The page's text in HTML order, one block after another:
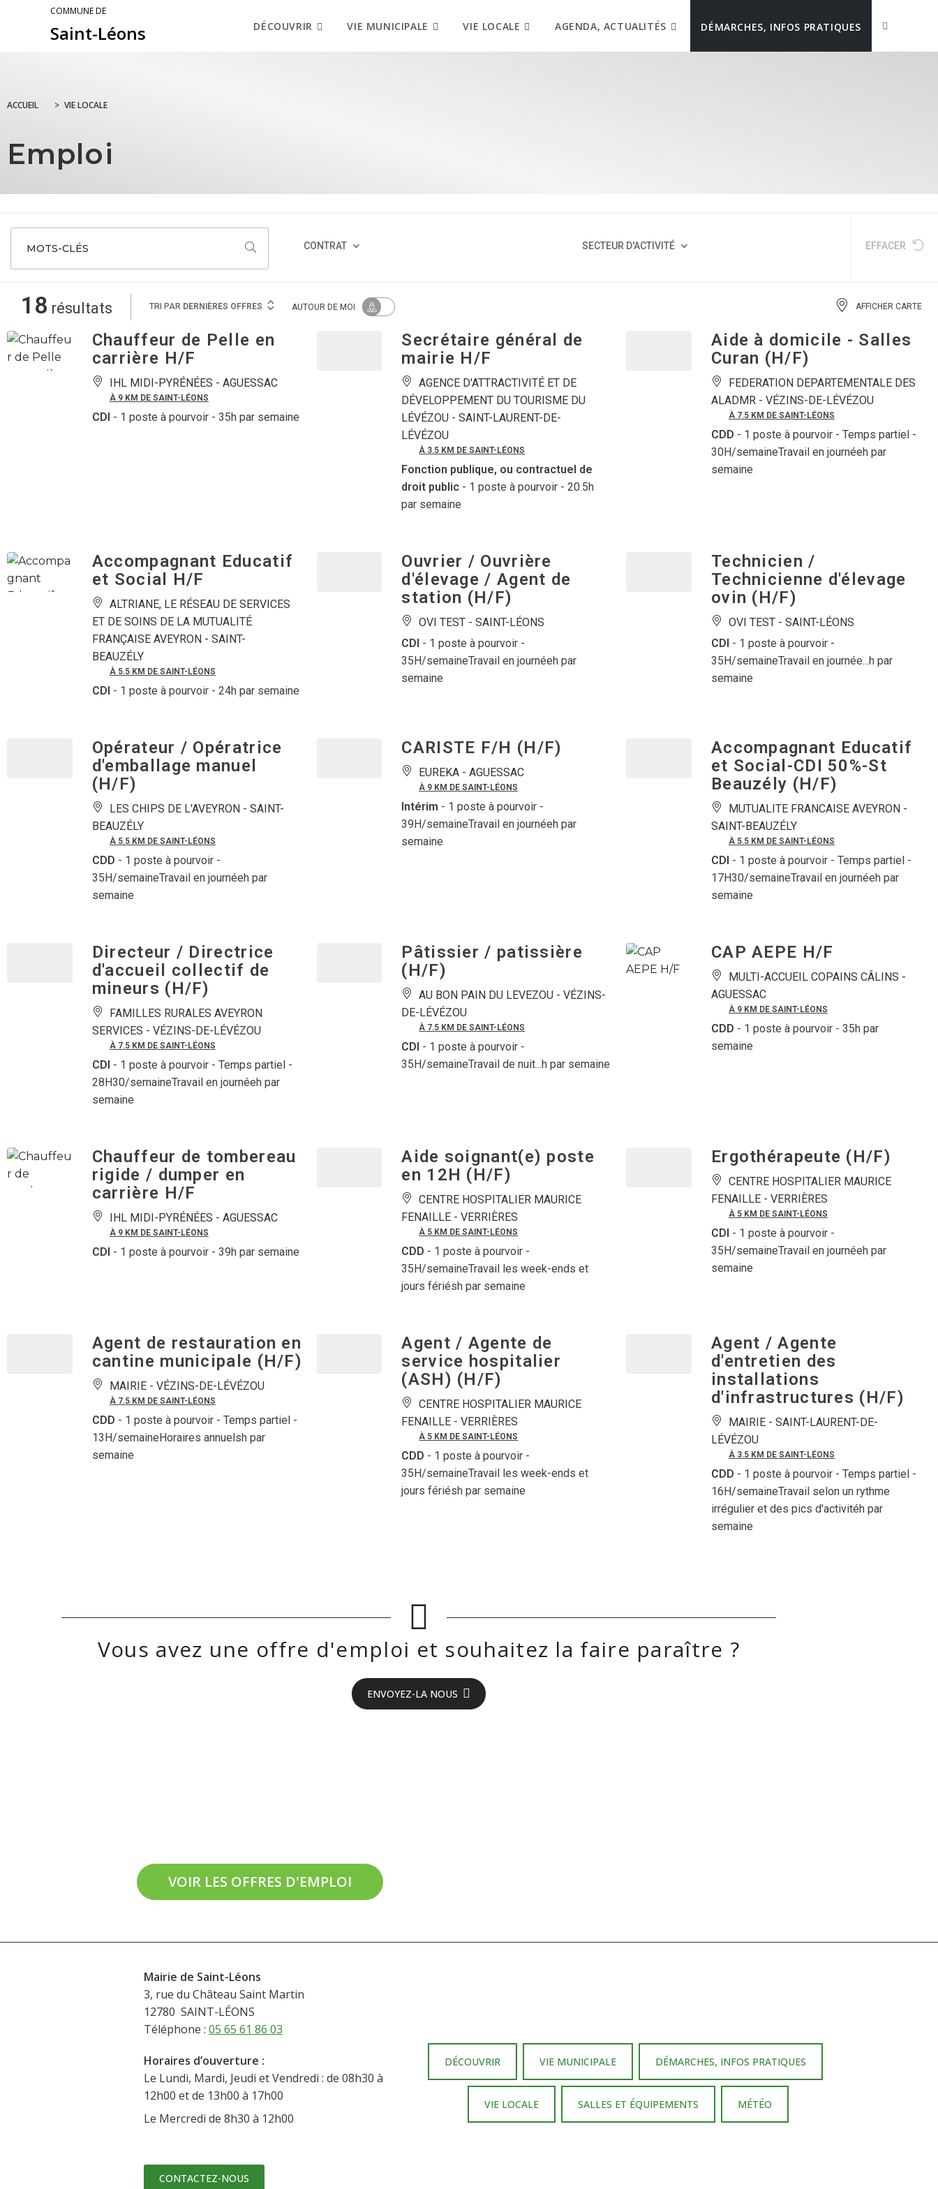
COMMUNE DE
Saint-Léons DÉCOUVRIR VIE MUNICIPALE VIE LOCALE AGENDA, ACTUALITÉS DÉMARCHES, INFOS PRATIQUES
ACCUEIL > VIE LOCALE
Emploi
MOTS-CLÉS CONTRAT SECTEUR D'ACTIVITÉ EFFACER
18 résultats TRI PAR DERNIÈRES OFFRES AUTOUR DE MOI AFFICHER CARTE
Chauffeur de Pelle en
carrière H/F
IHL MIDI-PYRÉNÉES - AGUESSAC
À 9 KM DE SAINT-LÉONS
CDI - 1 poste à pourvoir - 35h par semaine
Secrétaire général de
mairie H/F
AGENCE D'ATTRACTIVITÉ ET DE
DÉVELOPPEMENT DU TOURISME DU
LÉVÉZOU -SAINT-LAURENT-DE-
LÉVÉZOU
À 3.5 KM DE SAINT-LÉONS
Fonction publique, ou contractuel de
droit public - 1 poste à pourvoir - 20.5h
par semaine
Aide à domicile - Salles
Curan (H/F)
FEDERATION DEPARTEMENTALE DES
ALADMR - VÉZINS-DE-LÉVÉZOU
À 7.5 KM DE SAINT-LÉONS
CDD - 1 poste à pourvoir - Temps partiel -
30H/semaineTravail en journéeh par
semaine
Accompagnant Educatif
et Social H/F
ALTRIANE, LE RÉSEAU DE SERVICES
ET DE SOINS DE LA MUTUALITÉ
FRANÇAISE AVEYRON - SAINT-
BEAUZÉLY
À 5.5 KM DE SAINT-LÉONS
CDI - 1 poste à pourvoir - 24h par semaine
Ouvrier / Ouvrière
d'élevage / Agent de
station (H/F)
OVI TEST -SAINT-LÉONS
CDI - 1 poste à pourvoir -
35H/semaineTravail en journéeh par
semaine
Technicien /
Technicienne d'élevage
ovin (H/F)
OVI TEST - SAINT-LÉONS
CDI - 1 poste à pourvoir -
35H/semaineTravail en journée...h par
semaine
Opérateur / Opératrice
d'emballage manuel
(H/F)
LES CHIPS DE L'AVEYRON - SAINT-
BEAUZÉLY
À 5.5 KM DE SAINT-LÉONS
CDD - 1 poste à pourvoir -
35H/semaineTravail en journéeh par
semaine
CARISTE F/H (H/F)
EUREKA -AGUESSAC
À 9 KM DE SAINT-LÉONS
Intérim - 1 poste à pourvoir -
39H/semaineTravail en journéeh par
semaine
Accompagnant Educatif
et Social-CDI 50%-St
Beauzély (H/F)
MUTUALITE FRANCAISE AVEYRON -
SAINT-BEAUZÉLY
À 5.5 KM DE SAINT-LÉONS
CDI - 1 poste à pourvoir - Temps partiel -
17H30/semaineTravail en journéeh par
semaine
Directeur / Directrice
d'accueil collectif de
mineurs (H/F)
FAMILLES RURALES AVEYRON
SERVICES - VÉZINS-DE-LÉVÉZOU
À 7.5 KM DE SAINT-LÉONS
CDI - 1 poste à pourvoir - Temps partiel -
28H30/semaineTravail en journéeh par
semaine
Pâtissier / patissière
(H/F)
AU BON PAIN DU LEVEZOU -VÉZINS-
DE-LÉVÉZOU
À 7.5 KM DE SAINT-LÉONS
CDI - 1 poste à pourvoir -
35H/semaineTravail de nuit...h par semaine
CAP AEPE H/F
MULTI-ACCUEIL COPAINS CÂLINS -
AGUESSAC
À 9 KM DE SAINT-LÉONS
CDD - 1 poste à pourvoir - 35h par
semaine
Chauffeur de tombereau
rigide / dumper en
carrière H/F
IHL MIDI-PYRÉNÉES - AGUESSAC
À 9 KM DE SAINT-LÉONS
CDI - 1 poste à pourvoir - 39h par semaine
Aide soignant(e) poste
en 12H (H/F)
CENTRE HOSPITALIER MAURICE
FENAILLE -VERRIÈRES
À 5 KM DE SAINT-LÉONS
CDD - 1 poste à pourvoir -
35H/semaineTravail les week-ends et
jours fériésh par semaine
Ergothérapeute (H/F)
CENTRE HOSPITALIER MAURICE
FENAILLE - VERRIÈRES
À 5 KM DE SAINT-LÉONS
CDI - 1 poste à pourvoir -
35H/semaineTravail en journéeh par
semaine
Agent de restauration en
cantine municipale (H/F)
MAIRIE - VÉZINS-DE-LÉVÉZOU
À 7.5 KM DE SAINT-LÉONS
CDD - 1 poste à pourvoir - Temps partiel -
13H/semaineHoraires annuelsh par
semaine
Agent / Agente de
service hospitalier
(ASH) (H/F)
CENTRE HOSPITALIER MAURICE
FENAILLE -VERRIÈRES
À 5 KM DE SAINT-LÉONS
CDD - 1 poste à pourvoir -
35H/semaineTravail les week-ends et
jours fériésh par semaine
Agent / Agente
d'entretien des
installations
d'infrastructures (H/F)
MAIRIE - SAINT-LAURENT-DE-
LÉVÉZOU
À 3.5 KM DE SAINT-LÉONS
CDD - 1 poste à pourvoir - Temps partiel -
16H/semaineTravail selon un rythme
irrégulier et des pics d'activitéh par
semaine
Vous avez une offre d'emploi et souhaitez la faire paraître ?
ENVOYEZ-LA NOUS
VOIR LES OFFRES D'EMPLOI
Mairie de Saint-Léons
3, rue du Château Saint Martin
12780 SAINT-LÉONS
Téléphone : 05 65 61 86 03
Horaires d’ouverture :
Le Lundi, Mardi, Jeudi et Vendredi : de 08h30 à
12h00 et de 13h00 à 17h00
Le Mercredi de 8h30 à 12h00
CONTACTEZ-NOUS
DÉCOUVRIR VIE MUNICIPALE DÉMARCHES, INFOS PRATIQUES
VIE LOCALE SALLES ET ÉQUIPEMENTS MÉTÉO